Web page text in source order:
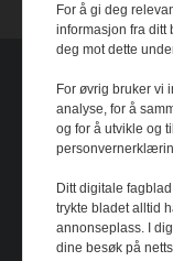
For å gi deg
informasjon fra ditt
deg mot dette
For øvrig bruker vi
analyse, for å
og for å utvikle og
Ditt digitale
trykte bladet alltid
annonseplass. I
dine besøk på